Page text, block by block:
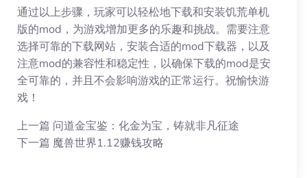
通过以上步骤，玩家可以轻松地下载和安装饥荒单机
版的mod，为游戏增加更多的乐趣和挑战。需要注意
选择可靠的下载网站，安装合适的mod下载器，以及
注意mod的兼容性和稳定性，以确保下载的mod是安
全可靠的，并且不会影响游戏的正常运行。祝愉快游
戏！
上一篇 问道金宝鉴：化金为宝，铸就非凡征途
下一篇 魔兽世界1.12赚钱攻略